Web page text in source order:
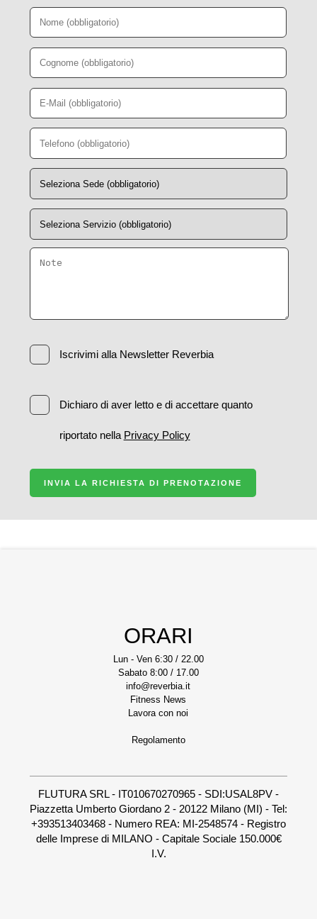
Iscrivimi alla Newsletter Reverbia
Dichiaro di aver letto e di accettare quanto
riportato nella Privacy Policy
INVIA LA RICHIESTA DI PRENOTAZIONE
ORARI
Lun - Ven 6:30 / 22.00
Sabato 8:00 / 17.00
info@reverbia.it
Fitness News
Lavora con noi
Regolamento
FLUTURA SRL - IT010670270965 - SDI:USAL8PV -
Piazzetta Umberto Giordano 2 - 20122 Milano (MI) - Tel:
+393513403468 - Numero REA: MI-2548574 - Registro
delle Imprese di MILANO - Capitale Sociale 150.000€
I.V.